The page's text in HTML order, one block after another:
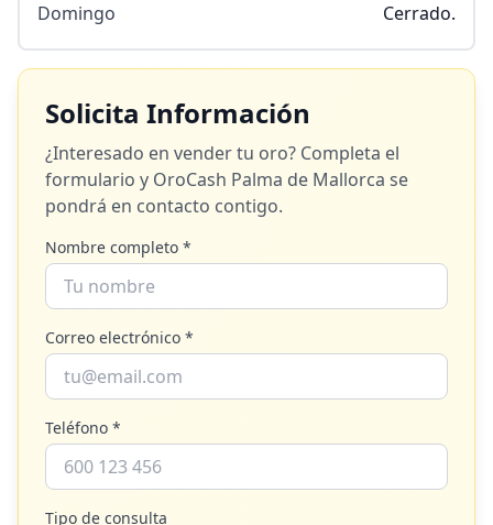
Domingo
Cerrado.
Solicita Información
¿Interesado en vender tu oro? Completa el
formulario y OroCash Palma de Mallorca se
pondrá en contacto contigo.
Nombre completo *
Correo electrónico *
Teléfono *
Tipo de consulta